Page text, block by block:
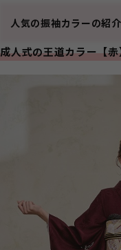
人気の振袖カラーの紹介
成人式の王道カラー【赤